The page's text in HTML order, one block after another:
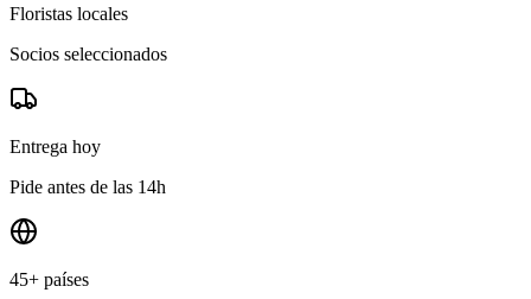
Floristas locales
Socios seleccionados
Entrega hoy
Pide antes de las 14h
45+ países